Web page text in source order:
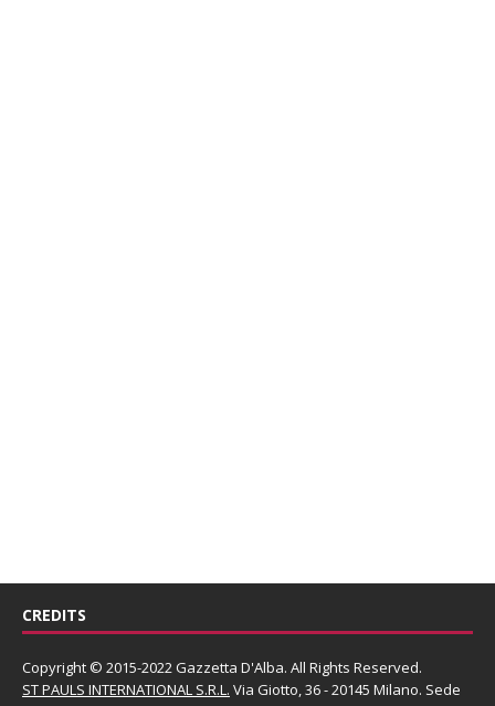
CREDITS
Copyright © 2015-2022 Gazzetta D'Alba. All Rights Reserved.
ST PAULS INTERNATIONAL S.R.L. Via Giotto, 36 - 20145 Milano. Sede